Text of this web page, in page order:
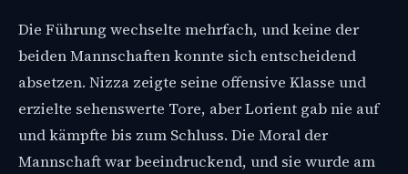
Die Führung wechselte mehrfach, und keine der
beiden Mannschaften konnte sich entscheidend
absetzen. Nizza zeigte seine offensive Klasse und
erzielte sehenswerte Tore, aber Lorient gab nie auf
und kämpfte bis zum Schluss. Die Moral der
Mannschaft war beeindruckend, und sie wurde am